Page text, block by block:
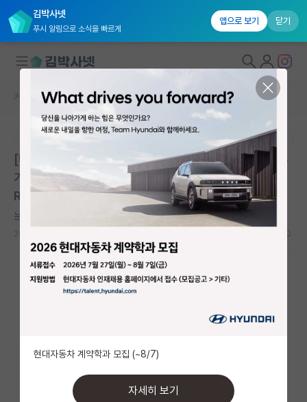
김박사넷
푸시 알림으로 소식을 빠르게
앱으로 보기 닫기
대학원생 모집
연구실&오픈랩
커뮤니티 홈
전체글보기
베스트 게시판
미국 유학 게시판
미국 대학원 합격 후기 게시판
커뮤니티 홈 대학원생 모집 게시판
본문이 수정되지 않는 박제글입니다.
[UST-ETRI(한국전자통신연구원)스쿨] 2026학년도 후
기 2차 신입생 모집 안내 | 한국전자통신연구원 UST-ET
RI스쿨 | 마감: 2026.06.30. 17:00
눈치보는 마르틴 하이데거
현대자동차 계약학과 모집 (~8/7)
자세히 보기